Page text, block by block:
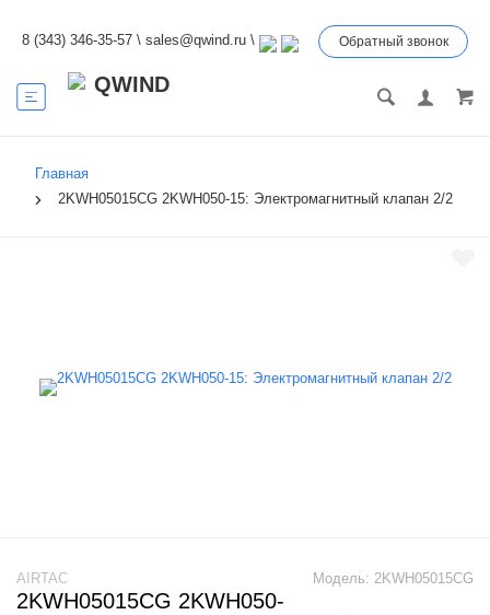
8 (343) 346-35-57 \ sales@qwind.ru \ Обратный звонок
Главная
2KWH05015CG 2KWH050-15: Электромагнитный клапан 2/2
Модель: 2KWH05015CG
AIRTAC
2KWH05015CG 2KWH050-